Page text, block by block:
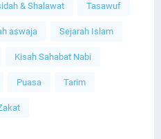
& Shalawat Tasawuf
aswaja Sejarah Islam
Kisah Sahabat Nabi
Puasa Tarim